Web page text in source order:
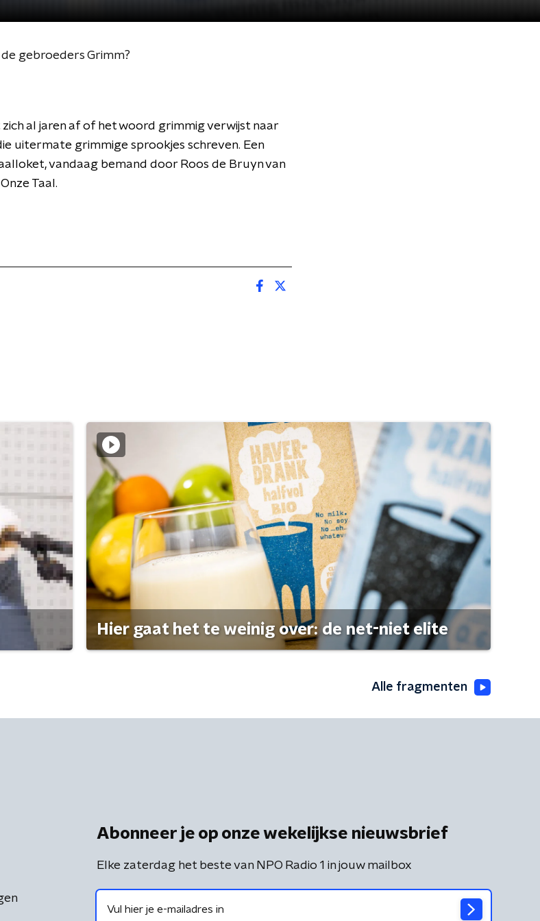
gebroeders Grimm?
al jaren af of het woord grimmig verwijst naar
uitermate grimmige sprookjes schreven. Een
vandaag bemand door Roos de Bruyn van
Taal.
Hier gaat het te weinig over: de net-niet elite
Alle fragmenten
Abonneer je op onze wekelijkse nieuwsbrief
Elke zaterdag het beste van NPO Radio 1 in jouw mailbox